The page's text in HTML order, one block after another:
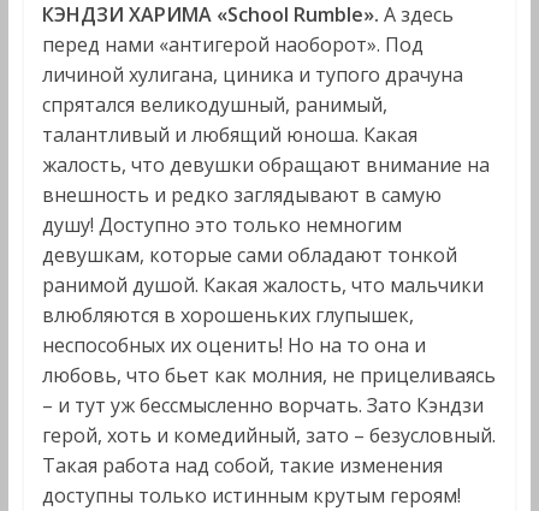
КЭНДЗИ ХАРИМА «School Rumble». А здесь
перед нами «антигерой наоборот». Под
личиной хулигана, циника и тупого драчуна
спрятался великодушный, ранимый,
талантливый и любящий юноша. Какая
жалость, что девушки обращают внимание на
внешность и редко заглядывают в самую
душу! Доступно это только немногим
девушкам, которые сами обладают тонкой
ранимой душой. Какая жалость, что мальчики
влюбляются в хорошеньких глупышек,
неспособных их оценить! Но на то она и
любовь, что бьет как молния, не прицеливаясь
– и тут уж бессмысленно ворчать. Зато Кэндзи
герой, хоть и комедийный, зато – безусловный.
Такая работа над собой, такие изменения
доступны только истинным крутым героям!